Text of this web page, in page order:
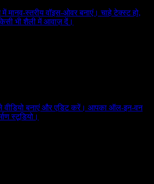
मानव-स्तरीय वॉइस-ओवर बनाएं। चाहे टेक्स्ट हो,
भी शैली में आवाज़ दें।
बनाएं और एडिट करें। आपका ऑल-इन-वन
स्टूडियो।